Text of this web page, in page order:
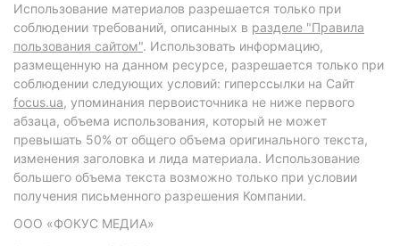
Использование материалов разрешается только при
соблюдении требований, описанных в разделе "Правила
пользования сайтом". Использовать информацию,
размещенную на данном ресурсе, разрешается только при
соблюдении следующих условий: гиперссылки на Сайт
focus.ua, упоминания первоисточника не ниже первого
абзаца, объема использования, который не может
превышать 50% от общего объема оригинального текста,
изменения заголовка и лида материала. Использование
большего объема текста возможно только при условии
получения письменного разрешения Компании.
ООО «ФОКУС МЕДИА»